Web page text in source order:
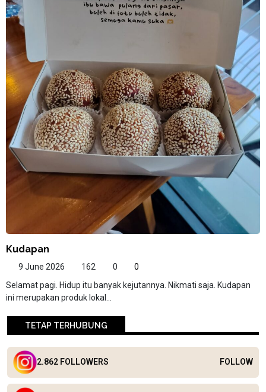
Kudapan
9 June 2026 162 0
0
Selamat pagi. Hidup itu banyak kejutannya. Nikmati saja. Kudapan
ini merupakan produk lokal...
TETAP TERHUBUNG
2.862 FOLLOWERS FOLLOW